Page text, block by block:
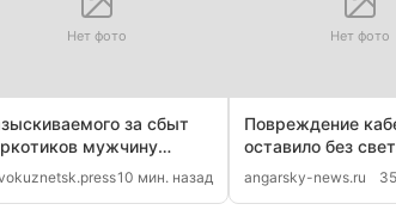
Нет фото
за сбыт
мужчину
в
10 мин. назад
Нет фото
Повреждение
оставило без
тысяч
Ангарска
angarsky-news.ru